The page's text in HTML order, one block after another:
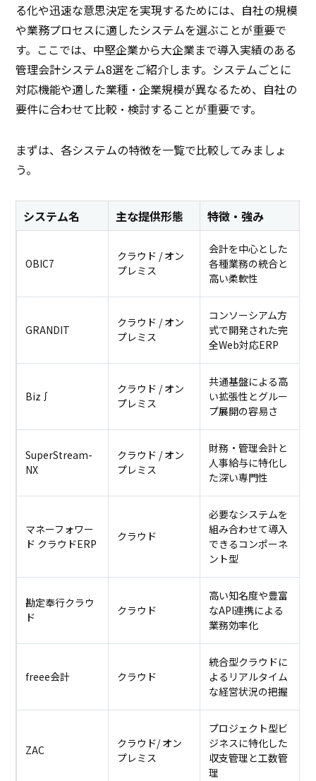
る化や迅速な意思決定を実現するためには、自社の規模
や業務プロセスに適したシステムを選ぶことが重要で
す。ここでは、中堅企業から大企業まで導入実績のある
管理会計システム8選をご紹介します。システムごとに
対応機能や適した業種・企業規模が異なるため、自社の
要件に合わせて比較・検討することが重要です。
まずは、各システムの特徴を一覧で比較してみましょ
う。
システム名 主な提供形態 特徴・強み
OBIC7
クラウド / オン
プレミス
会計を中心とした
各種業務の統合と
高い柔軟性
GRANDIT
クラウド / オン
プレミス
コンソーシアム方
式で開発された完
全Web対応ERP
Biz∫
クラウド / オン
プレミス
共通基盤による高
い拡張性とグルー
プ展開の容易さ
SuperStream-
NX
クラウド / オン
プレミス
財務・管理会計と
人事給与に特化し
た深い専門性
マネーフォワー
ド クラウドERP
クラウド
必要なシステムを
組み合わせて導入
できるコンポーネ
ント型
勘定奉行クラウ
ド
クラウド
高い知名度や豊富
なAPI連携による
業務効率化
freee会計 クラウド
統合型クラウドに
よるリアルタイム
な経営状況の把握
ZAC
クラウド/ オン
プレミス
プロジェクト型ビ
ジネスに特化した
収支管理と工数管
理